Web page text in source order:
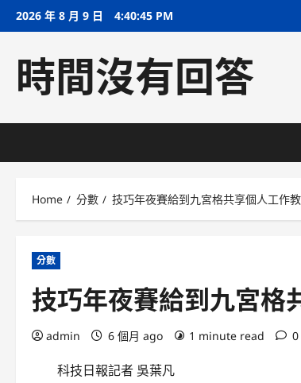
Skip2026 年 8 月 9 日 4:40:46 PM
時間沒有回答
Home 分數 技巧年夜賽給到九宮格共享個人工作
分數
技巧年夜賽給到九宮格
admin 6 個月 ago 1 minute read
科技日報記者 吳葉凡